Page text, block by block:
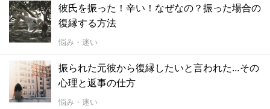
彼氏を振った！辛い！なぜなの？振った場合の
復縁する方法
悩み・迷い
振られた元彼から復縁したいと言われた…その
心理と返事の仕方
悩み・迷い